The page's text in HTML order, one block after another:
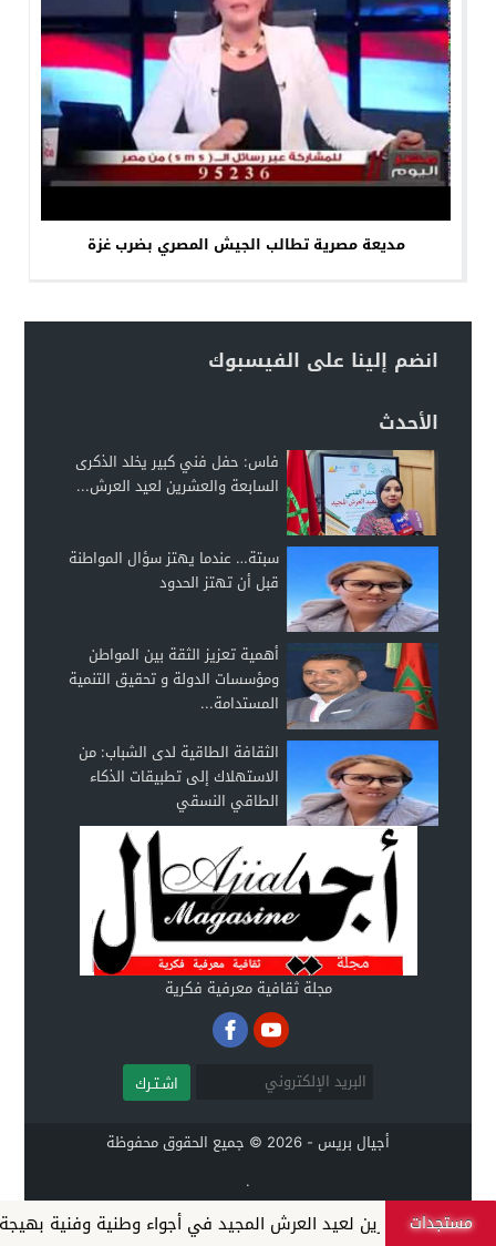
مديعة مصرية تطالب الجيش المصري بضرب غزة
انضم إلينا على الفيسبوك
الأحدث
فاس: حفل فني كبير يخلد الذكرى
السابعة والعشرين لعيد العرش...
سبتة… عندما يهتز سؤال المواطنة
قبل أن تهتز الحدود
أهمية تعزيز الثقة بين المواطن
ومؤسسات الدولة و تحقيق التنمية
المستدامة...
الثقافة الطاقية لدى الشباب: من
الاستهلاك إلى تطبيقات الذكاء
الطاقي النسقي
مجلة ثقافية معرفية فكرية
اشـتـرك
أجيال بريس - 2026 © جميع الحقوق محفوظة
.
مستجدات
والعشرين لعيد العرش المجيد في أجواء وطنية وفنية بهيجة